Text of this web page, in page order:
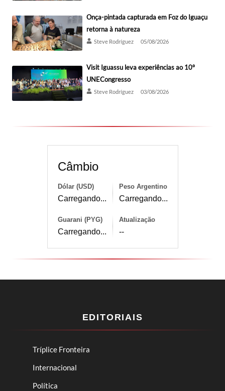
Onça-pintada capturada em Foz do Iguaçu
retorna à natureza
Steve Rodríguez 05/08/2026
Visit Iguassu leva experiências ao 10º
UNECongresso
Steve Rodríguez 03/08/2026
Câmbio
Dólar (USD)
Carregando...
Peso Argentino
Carregando...
Guarani (PYG)
Carregando...
Atualização
--
EDITORIAIS
Tríplice Fronteira
Internacional
Política